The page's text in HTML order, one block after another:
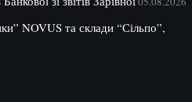
NOVUS та склади “Сільпо”,